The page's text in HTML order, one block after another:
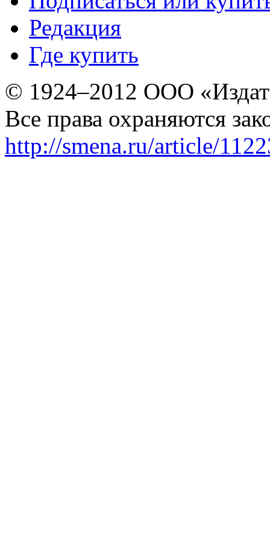
Редакция
Где купить
© 1924–2012 ООО
Все права охраняются
http://smena.ru/article/